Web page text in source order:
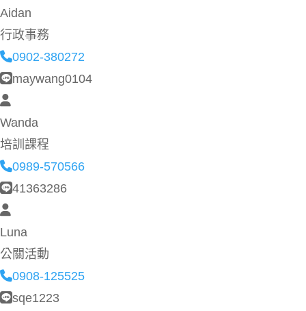
Aidan
行政事務
0902-380272
maywang0104
Wanda
培訓課程
0989-570566
41363286
Luna
公關活動
0908-125525
sqe1223